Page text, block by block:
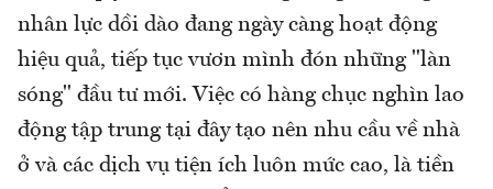
nhân lực dồi dào đang ngày càng hoạt động
hiệu quả, tiếp tục vươn mình đón những "làn
sóng" đầu tư mới. Việc có hàng chục nghìn lao
động tập trung tại đây tạo nên nhu cầu về nhà
ở và các dịch vụ tiện ích luôn mức cao, là tiền